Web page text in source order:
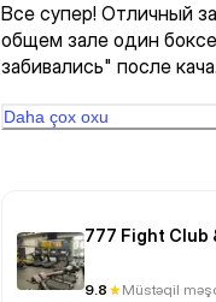
Все супер! Отличный
общем зале один
забивались" после
Daha çox oxu
777 Fight Club
9.8 Müstəqil